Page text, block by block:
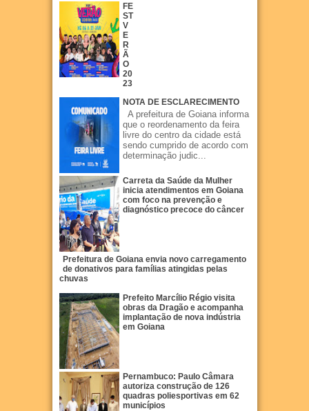
FE
ST
V
E
R
Ã
O
20
23
NOTA DE ESCLARECIMENTO
A prefeitura de Goiana informa
que o reordenamento da feira
livre do centro da cidade está
sendo cumprido de acordo com
determinação judic...
Carreta da Saúde da Mulher
inicia atendimentos em Goiana
com foco na prevenção e
diagnóstico precoce do câncer
Prefeitura de Goiana envia novo carregamento
de donativos para famílias atingidas pelas
chuvas
Prefeito Marcílio Régio visita
obras da Dragão e acompanha
implantação de nova indústria
em Goiana
Pernambuco: Paulo Câmara
autoriza construção de 126
quadras poliesportivas em 62
municípios